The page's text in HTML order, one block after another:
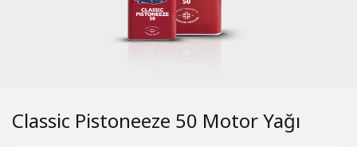
Classic Pistoneeze 50 Motor Yağı